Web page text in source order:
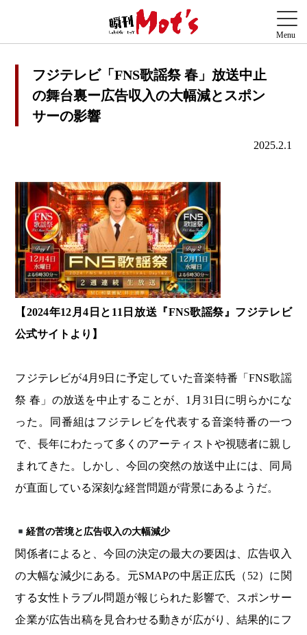
フジテレビ「FNS歌謡祭 春」放送中止
の舞台裏ー広告収入の大幅減とスポン
サーの影響
2025.2.1
【2024年12月4日と11日放送『FNS歌謡祭』フジテレビ
公式サイトより】
フジテレビが4月9日に予定していた音楽特番「FNS歌謡
祭 春」の放送を中止することが、1月31日に明らかにな
った。同番組はフジテレビを代表する音楽特番の一つ
で、長年にわたって多くのアーティストや視聴者に親し
まれてきた。しかし、今回の突然の放送中止には、同局
が直面している深刻な経営問題が背景にあるようだ。
経営の苦境と広告収入の大幅減少
関係者によると、今回の決定の最大の要因は、広告収入
の大幅な減少にある。元SMAPの中居正広氏（52）に関
する女性トラブル問題が報じられた影響で、スポンサー
企業が広告出稿を見合わせる動きが広がり、結果的にフ